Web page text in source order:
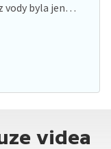
vody byla jen
videa